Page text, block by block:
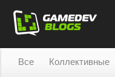
Все Коллективные